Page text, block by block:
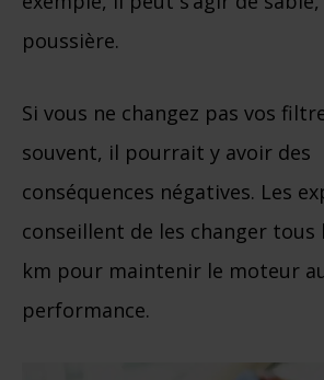
poussière.
Si vous ne changez pas vos
souvent, il pourrait y avoir des
conséquences négatives. Les
conseillent de les changer tous
km pour maintenir le moteur
performance.